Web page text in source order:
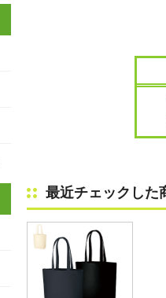
最近チェックした